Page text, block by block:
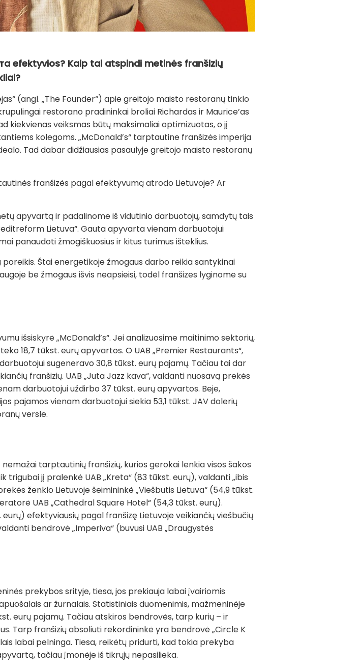
efektyvios? Kaip tai atspindi metinės franšizių
(angl. „The Founder“) apie greitojo maisto restoranų tinklo
restorano pradininkai broliai Richardas ir Maurice’as
kiekvienas veiksmas būtų maksimaliai optimizuotas, o jį
kolegoms. „McDonald’s“ tarptautine franšizės imperija
Tad dabar didžiausias pasaulyje greitojo maisto restoranų
franšizės pagal efektyvumą atrodo Lietuvoje? Ar
apyvartą ir padalinome iš vidutinio darbuotojų, samdytų tais
Lietuva“. Gauta apyvarta vienam darbuotojui
panaudoti žmogiškuosius ir kitus turimus išteklius.
Štai energetikoje žmogaus darbo reikia santykinai
be žmogaus išvis neapsieisi, todėl franšizes lyginome su
išsiskyrė „McDonald’s“. Jei analizuosime maitinimo sektorių,
18,7 tūkst. eurų apyvartos. O UAB „Premier Restaurants“,
sugeneravo 30,8 tūkst. eurų pajamų. Tačiau tai dar
franšizių. UAB „Juta Jazz kava“, valdanti nuosavą prekės
darbuotojui uždirbo 37 tūkst. eurų apyvartos. Beje,
pajamos vienam darbuotojui siekia 53,1 tūkst. JAV dolerių
versle.
tarptautinių franšizių, kurios gerokai lenkia visos šakos
trigubai jį pralenkė UAB „Kreta“ (83 tūkst. eurų), valdanti „ibis
ženklo Lietuvoje šeimininkė „Viešbutis Lietuva“ (54,9 tūkst.
UAB „Cathedral Square Hotel“ (54,3 tūkst. eurų).
efektyviausių pagal franšizę Lietuvoje veikiančių viešbučių
bendrovė „Imperiva“ (buvusi UAB „Draugystės
prekybos srityje, tiesa, jos prekiauja labai įvairiomis
ar žurnalais. Statistiniais duomenimis, mažmeninėje
eurų pajamų. Tačiau atskiros bendrovės, tarp kurių – ir
Tarp franšizių absoliuti rekordininkė yra bendrovė „Circle K
labai pelninga. Tiesa, reikėtų pridurti, kad tokia prekyba
tačiau įmonėje iš tikrųjų nepasilieka.